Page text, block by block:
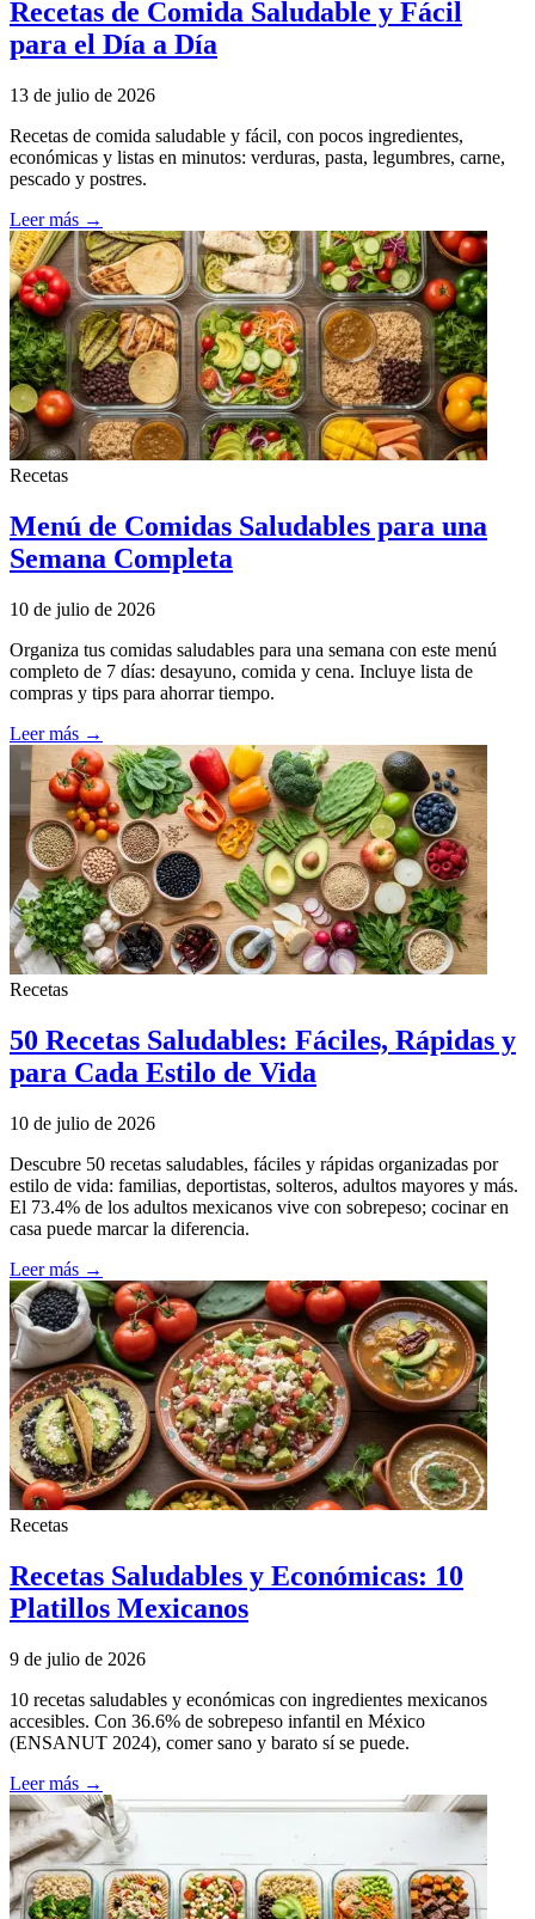
Recetas de Comida Saludable y Fácil
para el Día a Día
13 de julio de 2026
Recetas de comida saludable y fácil, con pocos ingredientes,
económicas y listas en minutos: verduras, pasta, legumbres, carne,
pescado y postres.
Leer más →
Recetas
Menú de Comidas Saludables para una
Semana Completa
10 de julio de 2026
Organiza tus comidas saludables para una semana con este menú
completo de 7 días: desayuno, comida y cena. Incluye lista de
compras y tips para ahorrar tiempo.
Leer más →
Recetas
50 Recetas Saludables: Fáciles, Rápidas y
para Cada Estilo de Vida
10 de julio de 2026
Descubre 50 recetas saludables, fáciles y rápidas organizadas por
estilo de vida: familias, deportistas, solteros, adultos mayores y más.
El 73.4% de los adultos mexicanos vive con sobrepeso; cocinar en
casa puede marcar la diferencia.
Leer más →
Recetas
Recetas Saludables y Económicas: 10
Platillos Mexicanos
9 de julio de 2026
10 recetas saludables y económicas con ingredientes mexicanos
accesibles. Con 36.6% de sobrepeso infantil en México
(ENSANUT 2024), comer sano y barato sí se puede.
Leer más →